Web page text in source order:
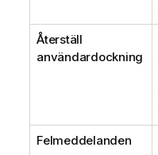
Återställ
användardockning
Felmeddelanden